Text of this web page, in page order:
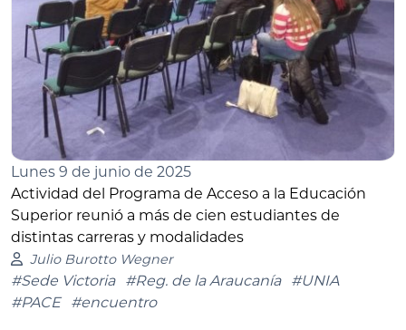
Lunes 9 de junio de 2025
Actividad del Programa de Acceso a la Educación
Superior reunió a más de cien estudiantes de
distintas carreras y modalidades
Julio Burotto Wegner
#Sede Victoria #Reg. de la Araucanía
#UNIA
#PACE
#encuentro